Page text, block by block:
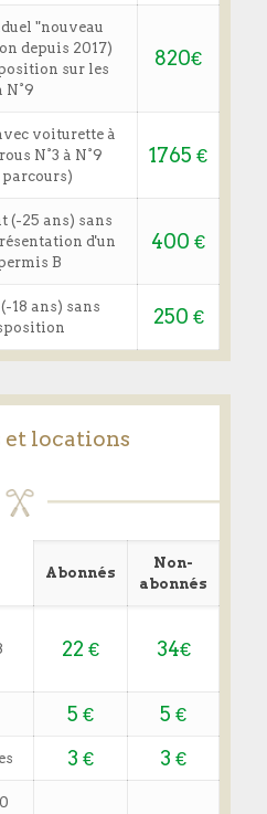
"nouveau
depuis 2017)
sur les
N°9
820€
voiturette à
N°3 à N°9
1765 €
(-25 ans) sans
d'un
B
400 €
18 ans) sans
250 €
et locations
Abonnés
Non-
abonnés
22 € 34€
5 € 5 €
3 € 3 €